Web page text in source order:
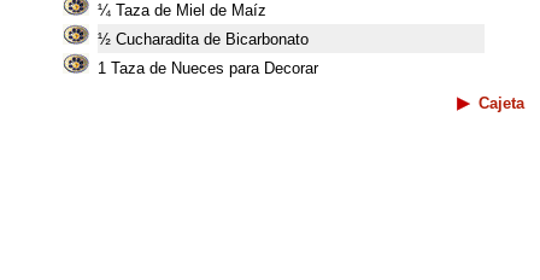
¼ Taza de Miel de Maíz
½ Cucharadita de Bicarbonato
1 Taza de Nueces para Decorar
Cajeta